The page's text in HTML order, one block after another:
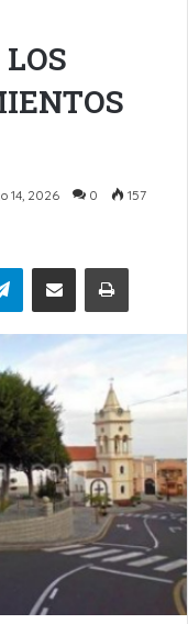
14, 2026 0 157
TelegramCompartir por Email Imprimir